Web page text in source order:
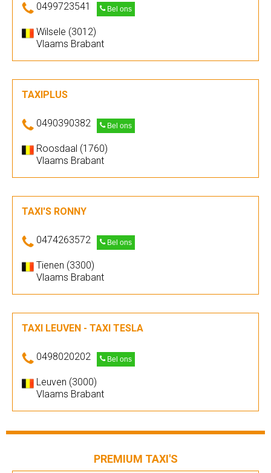
0499723541 Bel ons
Wilsele (3012)
Vlaams Brabant
TAXIPLUS
0490390382 Bel ons
Roosdaal (1760)
Vlaams Brabant
TAXI'S RONNY
0474263572 Bel ons
Tienen (3300)
Vlaams Brabant
TAXI LEUVEN - TAXI TESLA
0498020202 Bel ons
Leuven (3000)
Vlaams Brabant
PREMIUM TAXI'S